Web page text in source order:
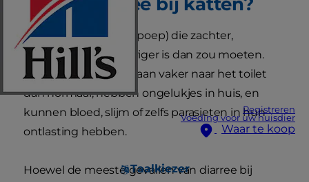
Registreren
Voeding voor uw huisdier
Waar te koop
Taalkiezer
Diarree is ontlasting (poep) die zachter,
ongevormd en wateriger is dan zou moeten.
Katten met diarree gaan vaker naar het toilet
dan normaal, hebben ongelukjes in huis, en
kunnen bloed, slijm of zelfs parasieten in hun
ontlasting hebben.
Hoewel de meeste gevallen van diarree bij